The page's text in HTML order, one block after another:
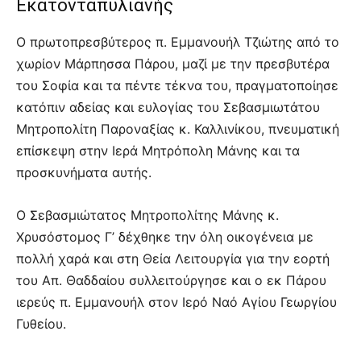
Εκατονταπυλιανής
Ο πρωτοπρεσβύτερος π. Εμμανουήλ Τζιώτης από το
χωρίον Μάρπησσα Πάρου, μαζί με την πρεσβυτέρα
του Σοφία και τα πέντε τέκνα του, πραγματοποίησε
κατόπιν αδείας και ευλογίας του Σεβασμιωτάτου
Μητροπολίτη Παροναξίας κ. Καλλινίκου, πνευματική
επίσκεψη στην Ιερά Μητρόπολη Μάνης και τα
προσκυνήματα αυτής.
Ο Σεβασμιώτατος Μητροπολίτης Μάνης κ.
Χρυσόστομος Γ’ δέχθηκε την όλη οικογένεια με
πολλή χαρά και στη Θεία Λειτουργία για την εορτή
του Απ. Θαδδαίου συλλειτούργησε και ο εκ Πάρου
ιερεύς π. Εμμανουήλ στον Ιερό Ναό Αγίου Γεωργίου
Γυθείου.